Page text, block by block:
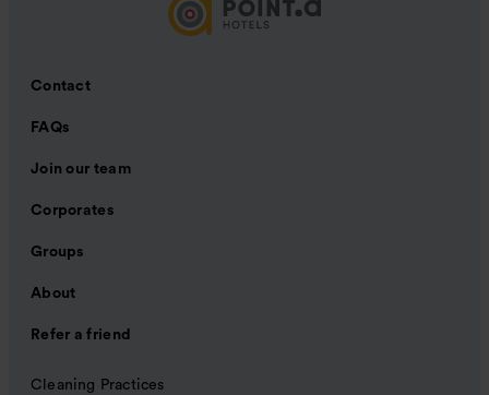
Contact
FAQs
Join our team
Corporates
Groups
About
Refer a friend
Cleaning Practices